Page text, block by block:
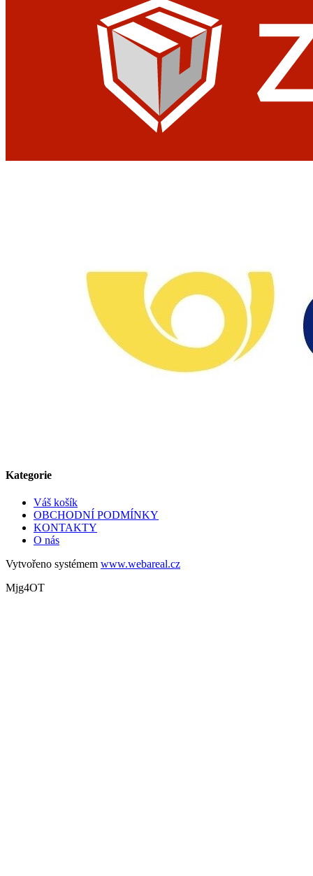
Kategorie
Váš košík
OBCHODNÍ PODMÍNKY
KONTAKTY
O nás
Vytvořeno systémem www.webareal.cz
Mjg4OT